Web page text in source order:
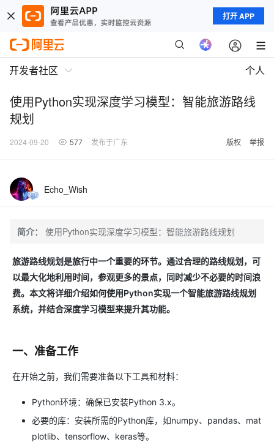
打开 APP
开发者社区 个人
使用Python实现深度学习模型：智能旅游路线
规划
2024-09-20 577 发布于广东 版权 举报
Echo_Wish
简介： 使用Python实现深度学习模型：智能旅游路线规划
旅游路线规划是旅行中一个重要的环节。通过合理的路线规划，可
以最大化地利用时间，参观更多的景点，同时减少不必要的时间浪
费。本文将详细介绍如何使用Python实现一个智能旅游路线规划
系统，并结合深度学习模型来提升其功能。
一、准备工作
在开始之前，我们需要准备以下工具和材料：
Python环境：确保已安装Python 3.x。
必要的库：安装所需的Python库，如numpy、pandas、mat
plotlib、tensorflow、keras等。